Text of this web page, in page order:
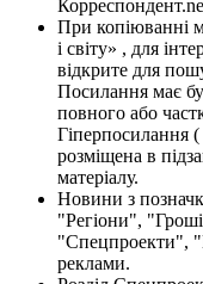
При копіюванні
і світу» , для
відкрите для
Посилання має
повного або
Гіперпосилання
розміщена в
матеріалу.
Новини з
"Регіони",
"Спецпроекти",
реклами.